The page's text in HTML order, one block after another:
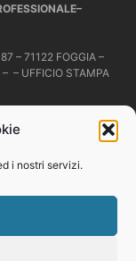
i nostri servizi.
– 71122 FOGGIA –
– UFFICIO STAMPA
in questo sito se non